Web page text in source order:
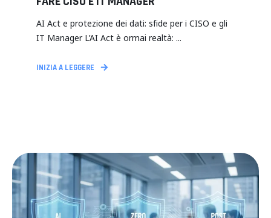
AI Act e protezione dei dati: sfide per i CISO e gli
IT Manager L’AI Act è ormai realtà: ...
INIZIA A LEGGERE